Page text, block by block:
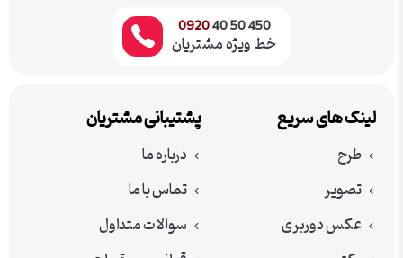
450 50 40
0920
خط ویژه مشتریان
لینک های سریع
طرح
تصویر
عکس دوربری
پشتیبانی مشتریان
درباره ما
تماس با ما
سوالات متداول